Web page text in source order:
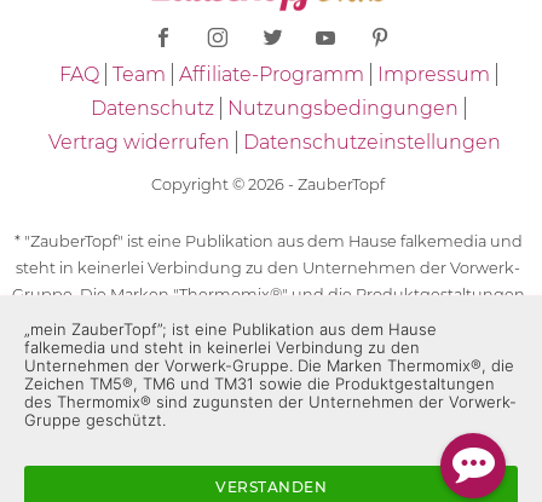
FAQ Team Affiliate-Programm
Impressum
Datenschutz
Nutzungsbedingungen
Vertrag widerrufen
Datenschutzeinstellungen
Copyright © 2026 - ZauberTopf
* "ZauberTopf" ist eine Publikation aus dem Hause falkemedia und
steht in keinerlei Verbindung zu den Unternehmen der Vorwerk-
Gruppe. Die Marken "Thermomix®" und die Produktgestaltungen
des "Thermomix®" sind eingetragene Marken der Unternehmen
der Vorwerk-Gruppe. Die Marken Thermomix®, die Zeichen TM5®,
TM6 und TM31 sowie die Produktgestaltungen des Thermomix®
sind zugunsten der Unternehmen der Vorwerk-Gruppe
geschützt. Für die Rezeptangaben in "ZauberTopf" ist
„mein ZauberTopf”; ist eine Publikation aus dem Hause
falkemedia und steht in keinerlei Verbindung zu den
Unternehmen der Vorwerk-Gruppe. Die Marken Thermomix®, die
Zeichen TM5®, TM6 und TM31 sowie die Produktgestaltungen
des Thermomix® sind zugunsten der Unternehmen der Vorwerk-
Gruppe geschützt.
VERSTANDEN